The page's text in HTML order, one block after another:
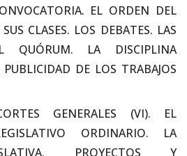
EL ORDEN DEL
CLASES. LOS DEBATES. LAS
QUÓRUM. LA DISCIPLINA
DE LOS TRABAJOS
GENERALES (VI). EL
ORDINARIO. LA
PROYECTOS Y